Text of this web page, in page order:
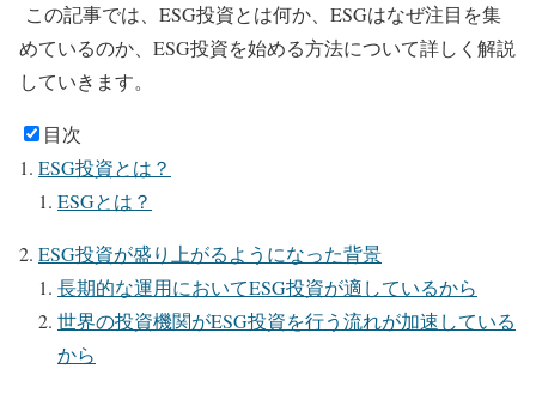
この記事では、ESG投資とは何か、ESGはなぜ注目を集
めているのか、ESG投資を始める方法について詳しく解説
していきます。
目次
ESG投資とは？
ESGとは？
ESG投資が盛り上がるようになった背景
長期的な運用においてESG投資が適しているから
世界の投資機関がESG投資を行う流れが加速している
から